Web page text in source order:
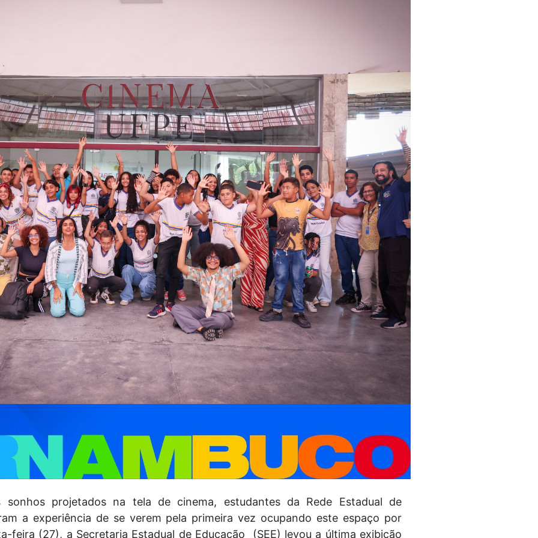
projetados na tela de cinema, estudantes da Rede Estadual de
a experiência de se verem pela primeira vez ocupando este espaço por
feira (27), a Secretaria Estadual de Educação (SEE) levou a última exibição